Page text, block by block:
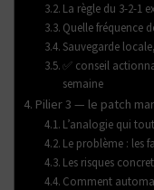
La règle du 3-2-1
Quelle fréquence
Sauvegarde
✅ conseil
semaine
Pilier 3 — le patch
L’analogie qui
Le problème : les
Les risques
Comment